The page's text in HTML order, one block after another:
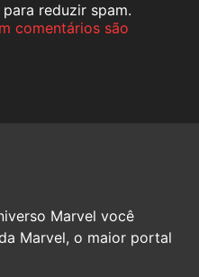
reduzir spam.
comentários são
Marvel você
Marvel, o maior portal